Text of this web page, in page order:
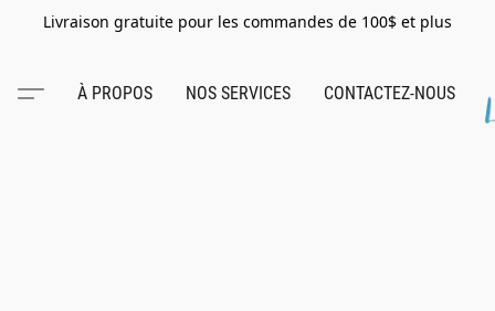
Livraison gratuite pour les commandes de 100$ et plus
À PROPOS NOS SERVICES CONTACTEZ-NOUS